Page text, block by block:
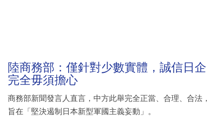
陸商務部：僅針對少數實體，誠信日企
完全毋須擔心
商務部新聞發言人直言，中方此舉完全正當、合理、合法，
旨在「堅決遏制日本新型軍國主義妄動」。